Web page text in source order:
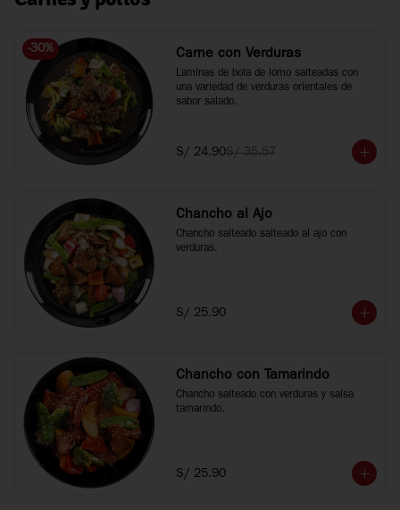
-30% Carne con Verduras
Laminas de bola de lomo salteadas con
una variedad de verduras orientales de
sabor salado.
S/ 24.90S/ 35.57
Chancho al Ajo
Chancho salteado salteado al ajo con
verduras.
S/ 25.90
Chancho con Tamarindo
Chancho salteado con verduras y salsa
tamarindo.
S/ 25.90